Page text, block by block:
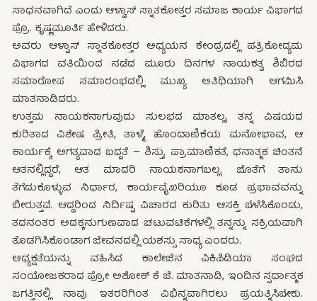
ಸಾಧನವಾಗಿದೆ ಎಂದು ಆಳ್ವಾಸ್ ಸ್ನಾತಕೋತ್ತರ ಸಮಾಜ ಕಾರ್ಯ ವಿಭಾಗದ
ಪ್ರೊ. ಕೃಷ್ಣಮೂರ್ತಿ ಹೇಳಿದರು.
ಅವರು ಆಳ್ವಾಸ್ ಸ್ನಾತಕೋತ್ತರ ಅಧ್ಯಯನ ಕೇಂದ್ರದಲ್ಲಿ ಪತ್ರಿಕೋದ್ಯಮ
ವಿಭಾಗದ ವತಿಯಿಂದ ನಡೆದ ಮೂರು ದಿನಗಳ ನಾಯಕತ್ವ ಶಿಬಿರದ
ಸಮಾರೋಪ ಸಮಾರಂಭದಲ್ಲಿ ಮುಖ್ಯ ಅತಿಥಿಯಾಗಿ ಆಗಮಿಸಿ
ಮಾತನಾಡಿದರು.
ಉತ್ತಮ ನಾಯಕನಾಗುವುದು ಸುಲಭದ ಮಾತಲ್ಲ, ತನ್ನ ವಿಷಯದ
ಕುರಿತಾದ ವಿಶೇಷ ಪ್ರೀತಿ, ತಾಳ್ಮೆ, ಹೊಂದಾಣಿಕೆಯ ಮನೋಭಾವ, ಆ
ಕಾರ್ಯಕ್ಕೆ ಅಗತ್ಯವಾದ ಬದ್ದತೆ – ಶಿಸ್ತು, ಪ್ರಾಮಾಣಿಕತೆ, ಧನಾತ್ಮಕ ಚಿಂತನೆ
ಆತನಲ್ಲಿದ್ದರೆ, ಆತ ಮಾದರಿ ನಾಯಕನಾಗಬಲ್ಲ. ಜೊತೆಗೆ ತಾನು
ತೆಗೆದುಕೊಳ್ಳುವ ನಿರ್ಧಾರ, ಕಾರ್ಯವೈಖರಿಯೂ ಕೂಡ ಪ್ರಭಾವವನ್ನು
ಬೀರುತ್ತವೆ. ಆದ್ದರಿಂದ ನಿರ್ದಿಷ್ಟ ವಿಚಾರದ ಕುರಿತು ಆಸಕ್ತಿ ಬೆಳೆಸಿಕೊಂಡು,
ತದನಂತರ ಅದಕ್ಕನುಗುಣವಾದ ಚಟುವಟಿಕೆಗಳಲ್ಲಿ ತನ್ನನ್ನು ಸಕ್ರಿಯವಾಗಿ
ತೊಡಗಿಸಿಕೊಂಡಾಗ ಜೀವನದಲ್ಲಿ ಯಶಸ್ಸು ಸಾಧ್ಯ ಎಂದರು.
ಅಧ್ಯಕ್ಷತೆಯನ್ನು ವಹಿಸಿದ ಕಾಲೇಜಿನ ವಿಕಿಪಿಡಿಯಾ ಸಂಘದ
ಸಂಯೋಜಕರಾದ ಪ್ರೋ ಅಶೋಕ್ ಕೆ ಜಿ. ಮಾತನಾಡಿ, ಇಂದಿನ ಸ್ಪರ್ಧಾತ್ಮಕ
ಜಗತ್ತಿನಲ್ಲಿ ನಾವು ಇತರರಿಗಿಂತ ವಿಭಿನ್ನವಾಗಿರಲು ಪ್ರಯತ್ನಿಸಿಬೇಕು.